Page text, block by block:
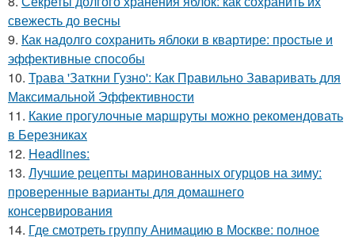
свежесть до весны
9. Как надолго сохранить яблоки в квартире: простые и
эффективные способы
10. Трава 'Заткни Гузно': Как Правильно Заваривать для
Максимальной Эффективности
11. Какие прогулочные маршруты можно рекомендовать
в Березниках
12. Headlines:
13. Лучшие рецепты маринованных огурцов на зиму:
проверенные варианты для домашнего
консервирования
14. Где смотреть группу Анимацию в Москве: полное